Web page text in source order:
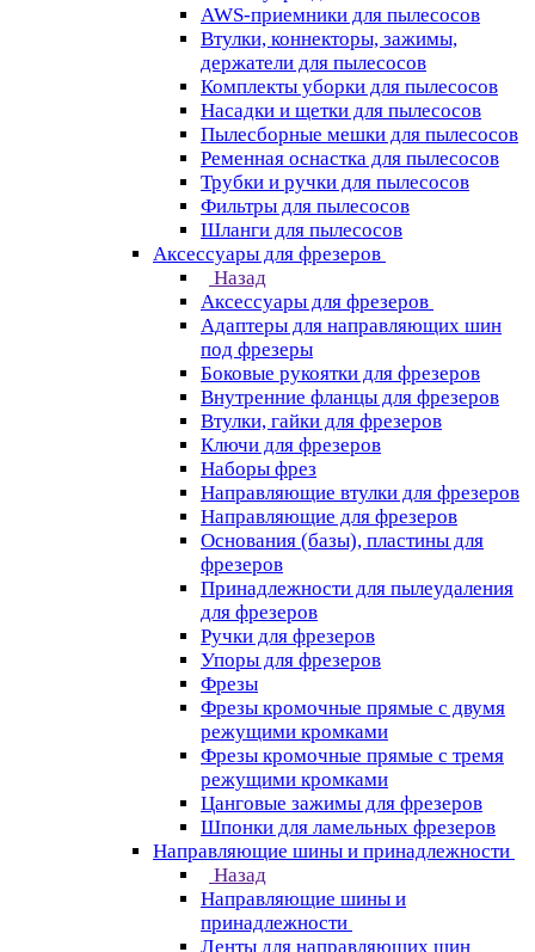
AWS-приемники для пылесосов
Втулки, коннекторы, зажимы,
держатели для пылесосов
Комплекты уборки для пылесосов
Насадки и щетки для пылесосов
Пылесборные мешки для пылесосов
Ременная оснастка для пылесосов
Трубки и ручки для пылесосов
Фильтры для пылесосов
Шланги для пылесосов
Аксессуары для фрезеров
Назад
Аксессуары для фрезеров
Адаптеры для направляющих шин
под фрезеры
Боковые рукоятки для фрезеров
Внутренние фланцы для фрезеров
Втулки, гайки для фрезеров
Ключи для фрезеров
Наборы фрез
Направляющие втулки для фрезеров
Направляющие для фрезеров
Основания (базы), пластины для
фрезеров
Принадлежности для пылеудаления
для фрезеров
Ручки для фрезеров
Упоры для фрезеров
Фрезы
Фрезы кромочные прямые с двумя
режущими кромками
Фрезы кромочные прямые с тремя
режущими кромками
Цанговые зажимы для фрезеров
Шпонки для ламельных фрезеров
Направляющие шины и принадлежности
Назад
Направляющие шины и
принадлежности
Ленты для направляющих шин